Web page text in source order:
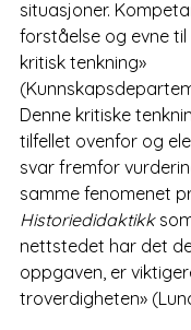
situasjoner.
forståelse og evne
kritisk tenkning»
Denne kritiske
tilfellet ovenfor og
svar fremfor
samme fenomenet
Historiedidaktikk
nettstedet har det
oppgaven, er
troverdigheten»